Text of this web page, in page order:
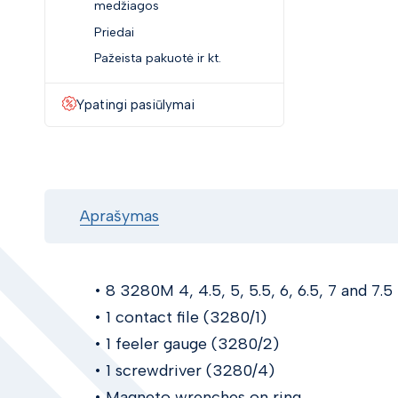
medžiagos
Priedai
Pažeista pakuotė ir kt.
Ypatingi pasiūlymai
Aprašymas
• 8 3280M 4, 4.5, 5, 5.5, 6, 6.5, 7 and 7.5
• 1 contact file (3280/1)
• 1 feeler gauge (3280/2)
• 1 screwdriver (3280/4)